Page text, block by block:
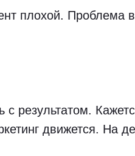
плохой. Проблема
с результатом.
движется. На